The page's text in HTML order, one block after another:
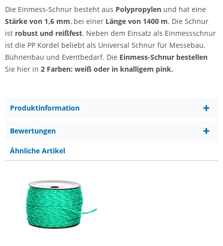
Die Einmess-Schnur besteht aus Polypropylen und hat eine
Stärke von 1,6 mm, bei einer Länge von 1400 m. Die Schnur
ist robust und reißfest. Neben dem Einsatz als Einmessschnur
ist die PP Kordel beliebt als Universal Schnur für Messebau,
Bühnenbau und Eventbedarf. Die Einmess-Schnur bestellen
Sie hier in 2 Farben: weiß oder in knalligem pink.
Produktinformation
Bewertungen
Ähnliche Artikel